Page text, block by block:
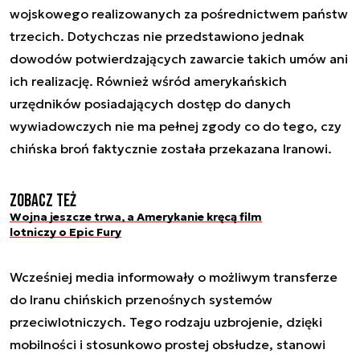
wojskowego realizowanych za pośrednictwem państw
trzecich. Dotychczas nie przedstawiono jednak
dowodów potwierdzających zawarcie takich umów ani
ich realizację. Również wśród amerykańskich
urzędników posiadających dostęp do danych
wywiadowczych nie ma pełnej zgody co do tego, czy
chińska broń faktycznie została przekazana Iranowi.
Zobacz też
Wojna jeszcze trwa, a Amerykanie kręcą film
lotniczy o Epic Fury
Wcześniej media informowały o możliwym transferze
do Iranu chińskich przenośnych systemów
przeciwlotniczych. Tego rodzaju uzbrojenie, dzięki
mobilności i stosunkowo prostej obsłudze, stanowi